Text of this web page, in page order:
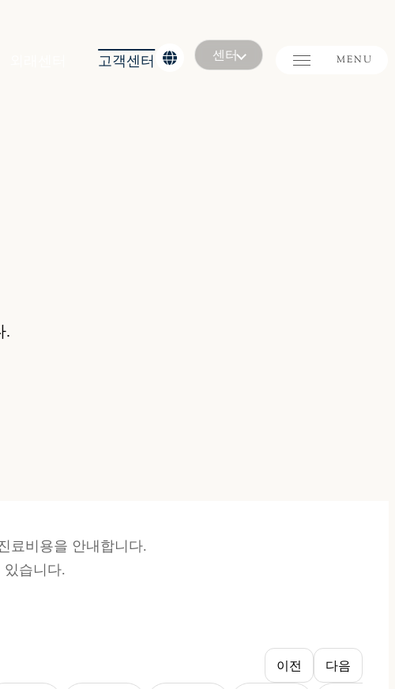
센터
고객센터
.
료비용을 안내합니다.
습니다.
이전 다음